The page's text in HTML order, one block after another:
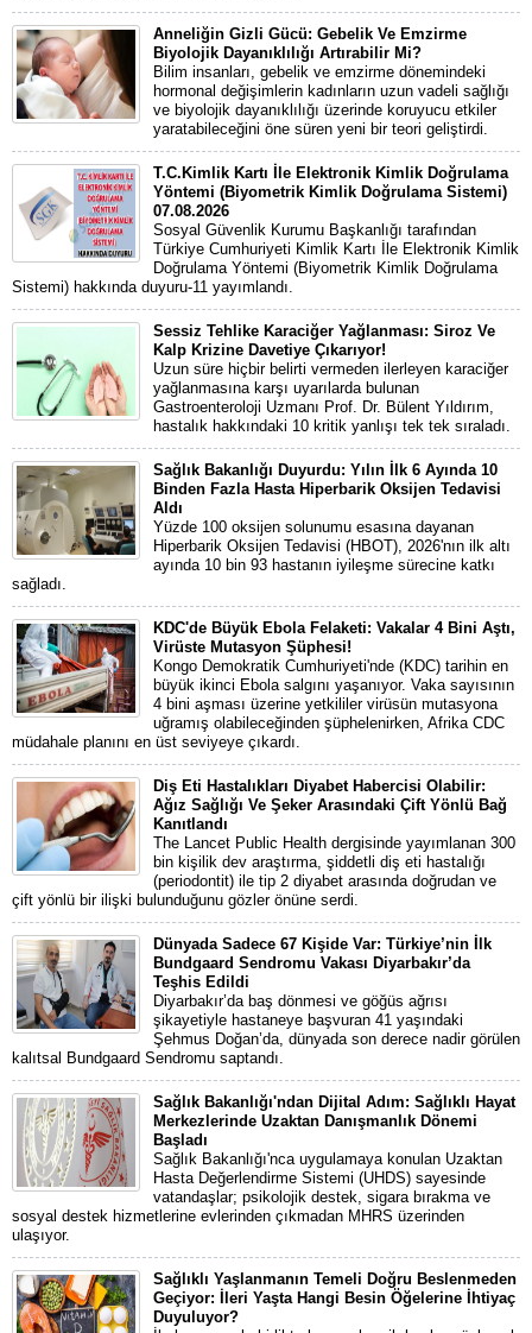
Anneliğin Gizli Gücü: Gebelik Ve Emzirme
Biyolojik Dayanıklılığı Artırabilir Mi?
Bilim insanları, gebelik ve emzirme dönemindeki
hormonal değişimlerin kadınların uzun vadeli sağlığı
ve biyolojik dayanıklılığı üzerinde koruyucu etkiler
yaratabileceğini öne süren yeni bir teori geliştirdi.
T.C.Kimlik Kartı İle Elektronik Kimlik Doğrulama
Yöntemi (Biyometrik Kimlik Doğrulama Sistemi)
07.08.2026
Sosyal Güvenlik Kurumu Başkanlığı tarafından
Türkiye Cumhuriyeti Kimlik Kartı İle Elektronik Kimlik
Doğrulama Yöntemi (Biyometrik Kimlik Doğrulama
Sistemi) hakkında duyuru-11 yayımlandı.
Sessiz Tehlike Karaciğer Yağlanması: Siroz Ve
Kalp Krizine Davetiye Çıkarıyor!
Uzun süre hiçbir belirti vermeden ilerleyen karaciğer
yağlanmasına karşı uyarılarda bulunan
Gastroenteroloji Uzmanı Prof. Dr. Bülent Yıldırım,
hastalık hakkındaki 10 kritik yanlışı tek tek sıraladı.
Sağlık Bakanlığı Duyurdu: Yılın İlk 6 Ayında 10
Binden Fazla Hasta Hiperbarik Oksijen Tedavisi
Aldı
Yüzde 100 oksijen solunumu esasına dayanan
Hiperbarik Oksijen Tedavisi (HBOT), 2026'nın ilk altı
ayında 10 bin 93 hastanın iyileşme sürecine katkı
sağladı.
KDC'de Büyük Ebola Felaketi: Vakalar 4 Bini Aştı,
Virüste Mutasyon Şüphesi!
Kongo Demokratik Cumhuriyeti'nde (KDC) tarihin en
büyük ikinci Ebola salgını yaşanıyor. Vaka sayısının
4 bini aşması üzerine yetkililer virüsün mutasyona
uğramış olabileceğinden şüphelenirken, Afrika CDC
müdahale planını en üst seviyeye çıkardı.
Diş Eti Hastalıkları Diyabet Habercisi Olabilir:
Ağız Sağlığı Ve Şeker Arasındaki Çift Yönlü Bağ
Kanıtlandı
The Lancet Public Health dergisinde yayımlanan 300
bin kişilik dev araştırma, şiddetli diş eti hastalığı
(periodontit) ile tip 2 diyabet arasında doğrudan ve
çift yönlü bir ilişki bulunduğunu gözler önüne serdi.
Dünyada Sadece 67 Kişide Var: Türkiye’nin İlk
Bundgaard Sendromu Vakası Diyarbakır’da
Teşhis Edildi
Diyarbakır’da baş dönmesi ve göğüs ağrısı
şikayetiyle hastaneye başvuran 41 yaşındaki
Şehmus Doğan’da, dünyada son derece nadir görülen
kalıtsal Bundgaard Sendromu saptandı.
Sağlık Bakanlığı'ndan Dijital Adım: Sağlıklı Hayat
Merkezlerinde Uzaktan Danışmanlık Dönemi
Başladı
Sağlık Bakanlığı'nca uygulamaya konulan Uzaktan
Hasta Değerlendirme Sistemi (UHDS) sayesinde
vatandaşlar; psikolojik destek, sigara bırakma ve
sosyal destek hizmetlerine evlerinden çıkmadan MHRS üzerinden
ulaşıyor.
Sağlıklı Yaşlanmanın Temeli Doğru Beslenmeden
Geçiyor: İleri Yaşta Hangi Besin Öğelerine İhtiyaç
Duyuluyor?